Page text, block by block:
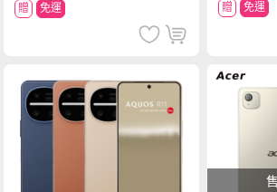
贈 免運 贈 免運